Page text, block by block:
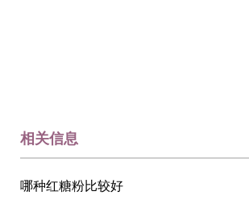
相关信息
哪种红糖粉比较好